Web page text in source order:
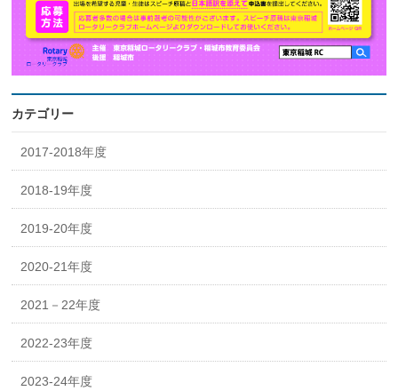
カテゴリー
2017-2018年度
2018-19年度
2019-20年度
2020-21年度
2021－22年度
2022-23年度
2023-24年度